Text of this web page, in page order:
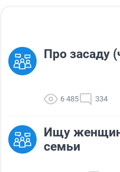
Про засаду
6 485 334
Ищу
семьи